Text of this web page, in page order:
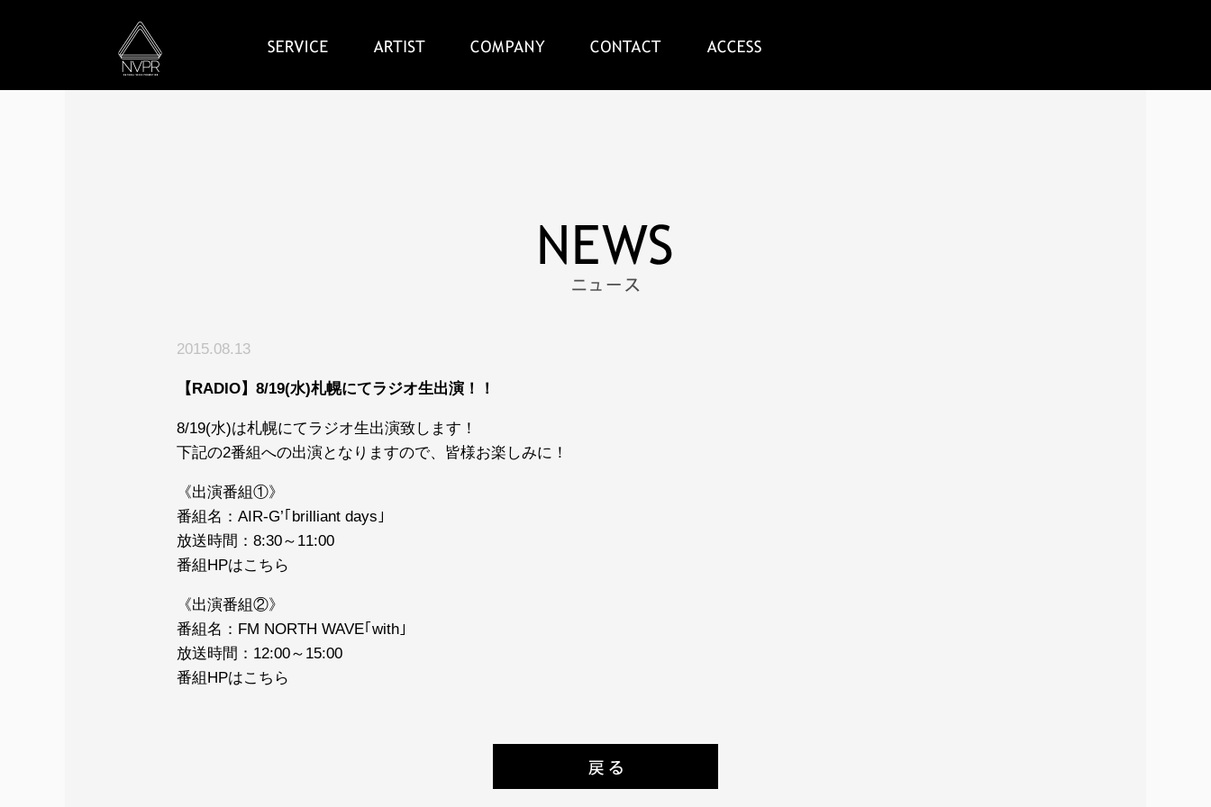
2015.08.13
【RADIO】8/19(水)札幌にてラジオ生出演！！
8/19(水)は札幌にてラジオ生出演致します！
下記の2番組への出演となりますので、皆様お楽しみに！
《出演番組①》
番組名：AIR-G’｢brilliant days｣
放送時間：8:30～11:00
番組HPはこちら
《出演番組②》
番組名：FM NORTH WAVE｢with｣
放送時間：12:00～15:00
番組HPはこちら